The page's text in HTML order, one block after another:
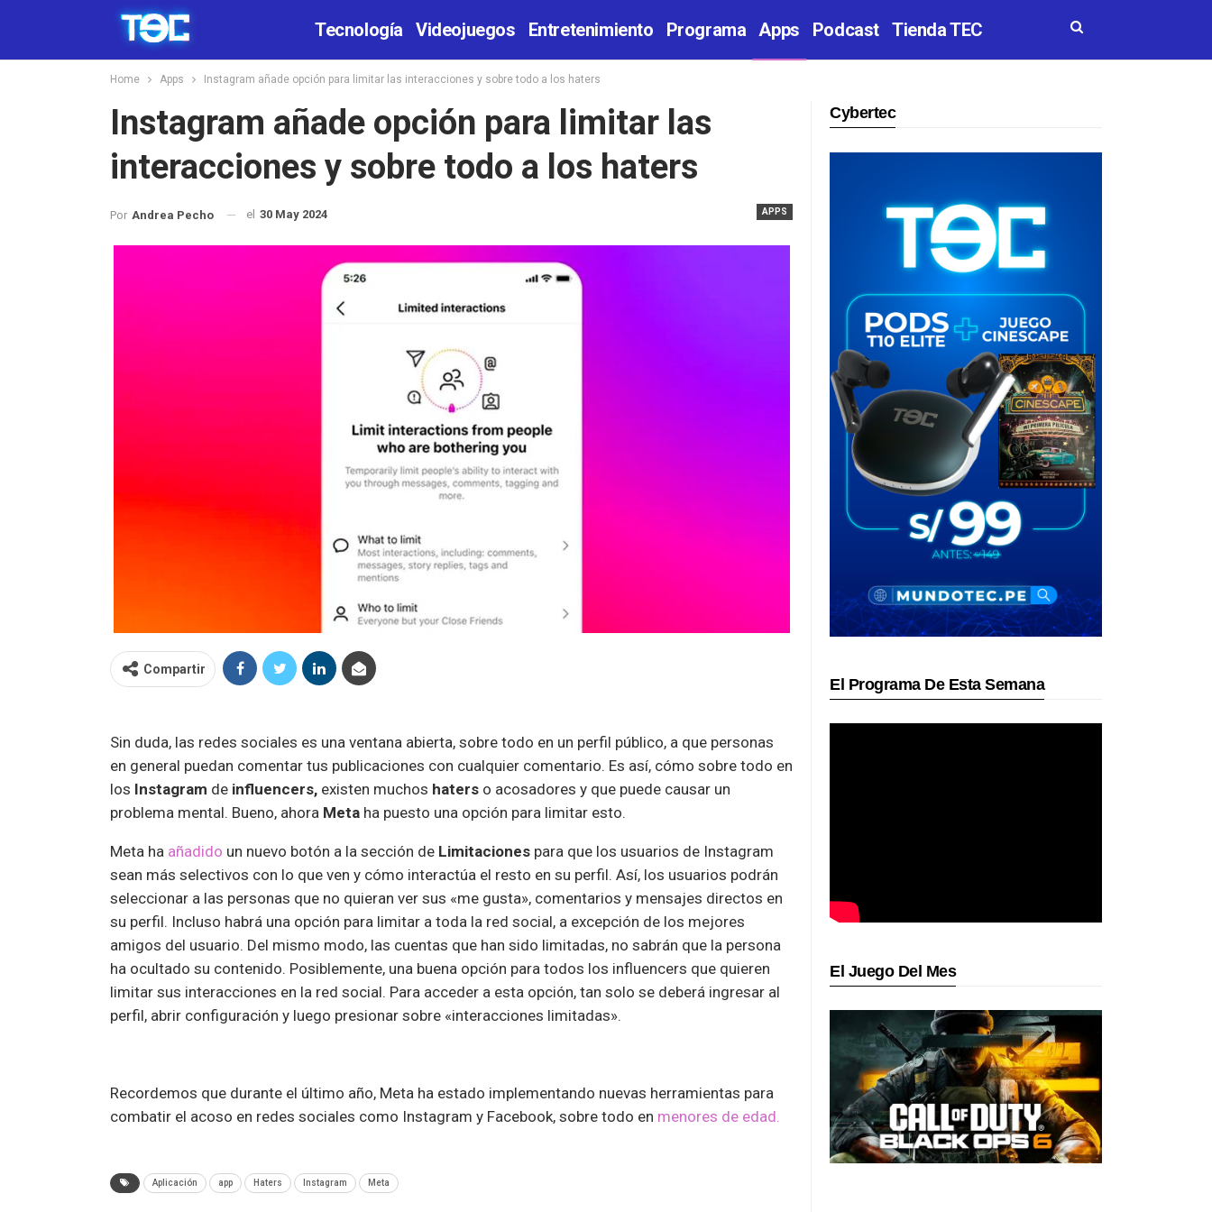
Tecnología Videojuegos Entretenimiento Programa Apps Podcast Tienda TEC
Home Apps Instagram añade opción para limitar las interacciones y sobre todo a los haters
Instagram añade opción para limitar las
interacciones y sobre todo a los haters
APPS
Por Andrea Pecho el 30 May 2024
Compartir
Sin duda, las redes sociales es una ventana abierta, sobre todo en un perfil público, a que personas
en general puedan comentar tus publicaciones con cualquier comentario. Es así, cómo sobre todo en
los Instagram de influencers, existen muchos haters o acosadores y que puede causar un
problema mental. Bueno, ahora Meta ha puesto una opción para limitar esto.
Meta ha añadido un nuevo botón a la sección de Limitaciones para que los usuarios de Instagram
sean más selectivos con lo que ven y cómo interactúa el resto en su perfil. Así, los usuarios podrán
seleccionar a las personas que no quieran ver sus «me gusta», comentarios y mensajes directos en
su perfil. Incluso habrá una opción para limitar a toda la red social, a excepción de los mejores
amigos del usuario. Del mismo modo, las cuentas que han sido limitadas, no sabrán que la persona
ha ocultado su contenido. Posiblemente, una buena opción para todos los influencers que quieren
limitar sus interacciones en la red social. Para acceder a esta opción, tan solo se deberá ingresar al
perfil, abrir configuración y luego presionar sobre «interacciones limitadas».
Recordemos que durante el último año, Meta ha estado implementando nuevas herramientas para
combatir el acoso en redes sociales como Instagram y Facebook, sobre todo en menores de edad.
Aplicación app Haters Instagram Meta
Cybertec
El Programa De Esta Semana
El Juego Del Mes